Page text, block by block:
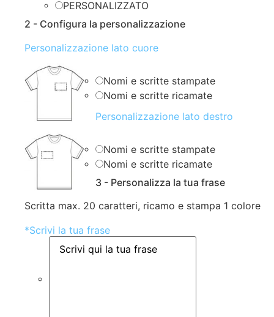
PERSONALIZZATO
2 - Configura la personalizzazione
Personalizzazione lato cuore
Nomi e scritte stampate
Nomi e scritte ricamate
Personalizzazione lato destro
Nomi e scritte stampate
Nomi e scritte ricamate
3 - Personalizza la tua frase
Scritta max. 20 caratteri, ricamo e stampa 1 colore
*Scrivi la tua frase